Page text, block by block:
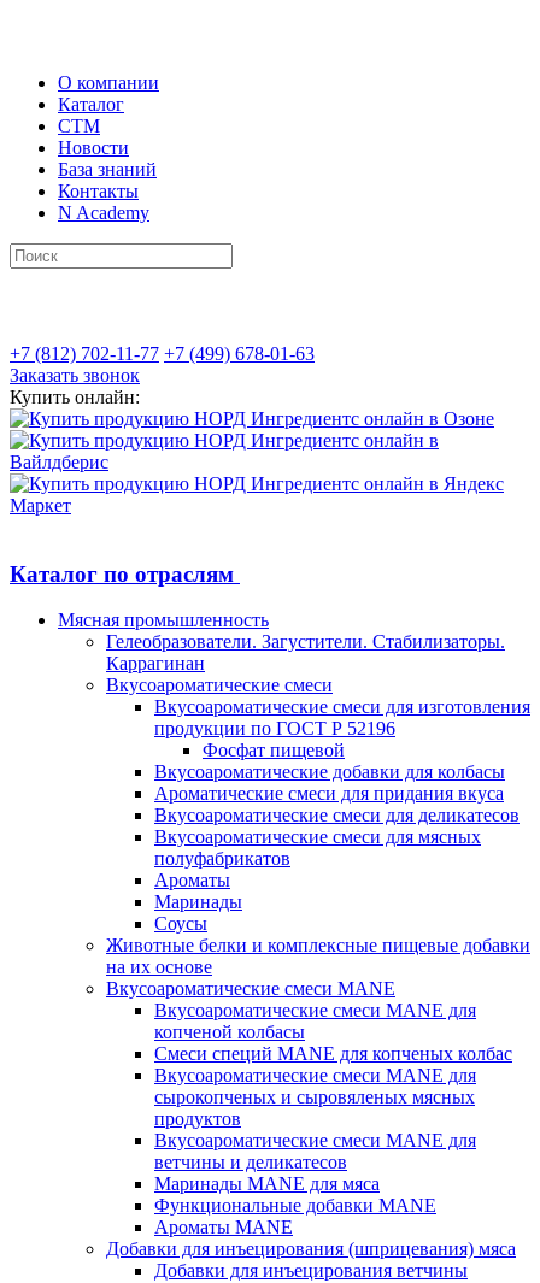
О компании
Каталог
СТМ
Новости
База знаний
Контакты
N Academy
+7 (812) 702-11-77 +7 (499) 678-01-63
Заказать звонок
Купить онлайн:
Каталог по отраслям
Мясная промышленность
Гелеобразователи. Загустители. Стабилизаторы.
Каррагинан
Вкусоароматические смеси
Вкусоароматические смеси для изготовления
продукции по ГОСТ Р 52196
Фосфат пищевой
Вкусоароматические добавки для колбасы
Ароматические смеси для придания вкуса
Вкусоароматические смеси для деликатесов
Вкусоароматические смеси для мясных
полуфабрикатов
Ароматы
Маринады
Соусы
Животные белки и комплексные пищевые добавки
на их основе
Вкусоароматические смеси MANE
Вкусоароматические смеси MANE для
копченой колбасы
Смеси специй MANE для копченых колбас
Вкусоароматические смеси MANE для
сырокопченых и сыровяленых мясных
продуктов
Вкусоароматические смеси MANE для
ветчины и деликатесов
Маринады MANE для мяса
Функциональные добавки MANE
Ароматы MANE
Добавки для инъецирования (шприцевания) мяса
Добавки для инъецирования ветчины